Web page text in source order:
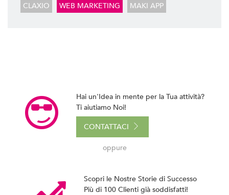
CLAXIO
WEB MARKETING MAKI APP
Hai un'Idea in mente per la Tua attività?
Ti aiutiamo Noi!
CONTATTACI
oppure
Scopri le Nostre Storie di Successo
Più di 100 Clienti già soddisfatti!